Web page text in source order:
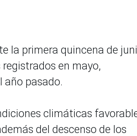
la primera quincena de
en mayo,
año pasado.
climáticas
del descenso de los